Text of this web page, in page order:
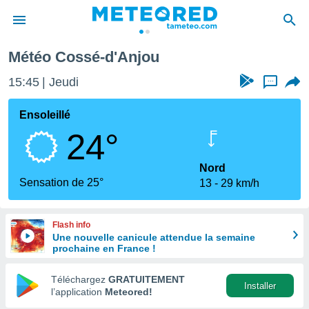
de
en
Météo Cossé-d'Anjou
15:45 Jeudi ...
Ensoleillé
24°
Sensation de 25°
Nord
13
29 km/h
Flash info
Une nouvelle canicule attendue la semaine
prochaine en France !
Téléchargez GRATUITEMENT
l’application Meteored!
Installer